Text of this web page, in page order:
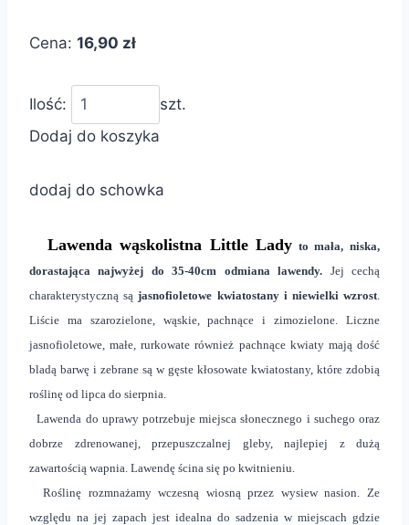
Cena: 16,90 zł
Ilość:
szt.
Dodaj do koszyka
dodaj do schowka
Lawenda wąskolistna Little Lady to mała, niska,
dorastająca najwyżej do 35-40cm odmiana lawendy. Jej cechą
charakterystyczną sąjasnofioletowe kwiatostany i niewielki wzrost
Liście ma szarozielone, wąskie, pachnące i zimozielone. Liczne
jasnofioletowe, małe, rurkowate również pachnące kwiaty mają dość
bladą barwę i zebrane są w gęste kłosowate kwiatostany, które zdobią
roślinę od lipca do sierpnia.
Lawenda do uprawy potrzebuje miejsca słonecznego i suchego oraz
dobrze zdrenowanej, przepuszczalnej gleby, najlepiej z dużą
zawartością wapnia. Lawendę ścina się po kwitnieniu.
Roślinę rozmnażamy wczesną wiosną przez wysiew nasion. Ze
względu na jej zapach jest idealna do sadzenia w miejscach gdzie